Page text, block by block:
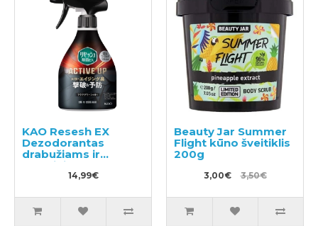
KAO Resesh EX
Dezodorantas
drabužiams ir
skalbiniams 350ml
14,99€
Beauty Jar Summer
Flight kūno šveitiklis
200g
3,00€ 3,50€